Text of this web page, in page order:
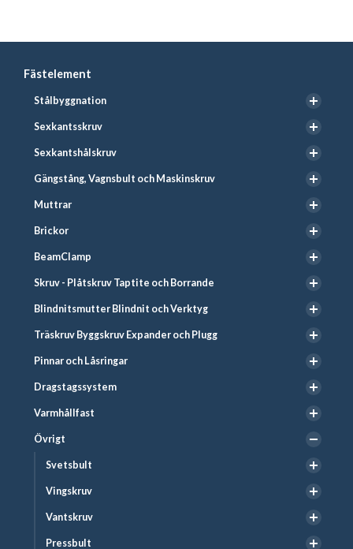
Fästelement
Stålbyggnation
Sexkantsskruv
Sexkantshålskruv
Gängstång, Vagnsbult och Maskinskruv
Muttrar
Brickor
BeamClamp
Skruv - Plåtskruv Taptite och Borrande
Blindnitsmutter Blindnit och Verktyg
Träskruv Byggskruv Expander och Plugg
Pinnar och Låsringar
Dragstagssystem
Varmhållfast
Övrigt
Svetsbult
Vingskruv
Vantskruv
Pressbult